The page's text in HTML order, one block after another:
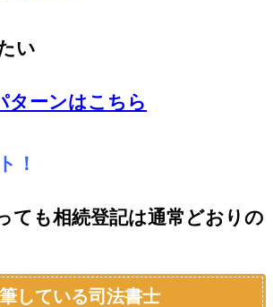
い
ターンはこちら
！
ても相続登記は通常どおりの
している司法書士